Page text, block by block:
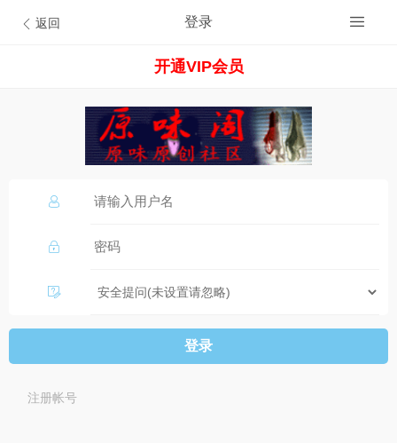
返回 登录
开通VIP会员
登录
注册帐号